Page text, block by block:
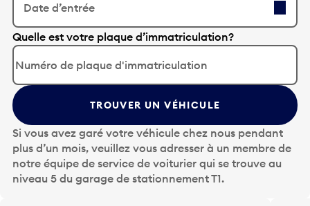
Date d’entrée
A
p
p
u
y
e
z
s
u
r
l
Quelle est votre plaque d’immatriculation?
TROUVER UN VÉHICULE
Si vous avez garé votre véhicule chez nous pendant
plus d’un mois, veuillez vous adresser à un membre de
notre équipe de service de voiturier qui se trouve au
niveau 5 du garage de stationnement T1.